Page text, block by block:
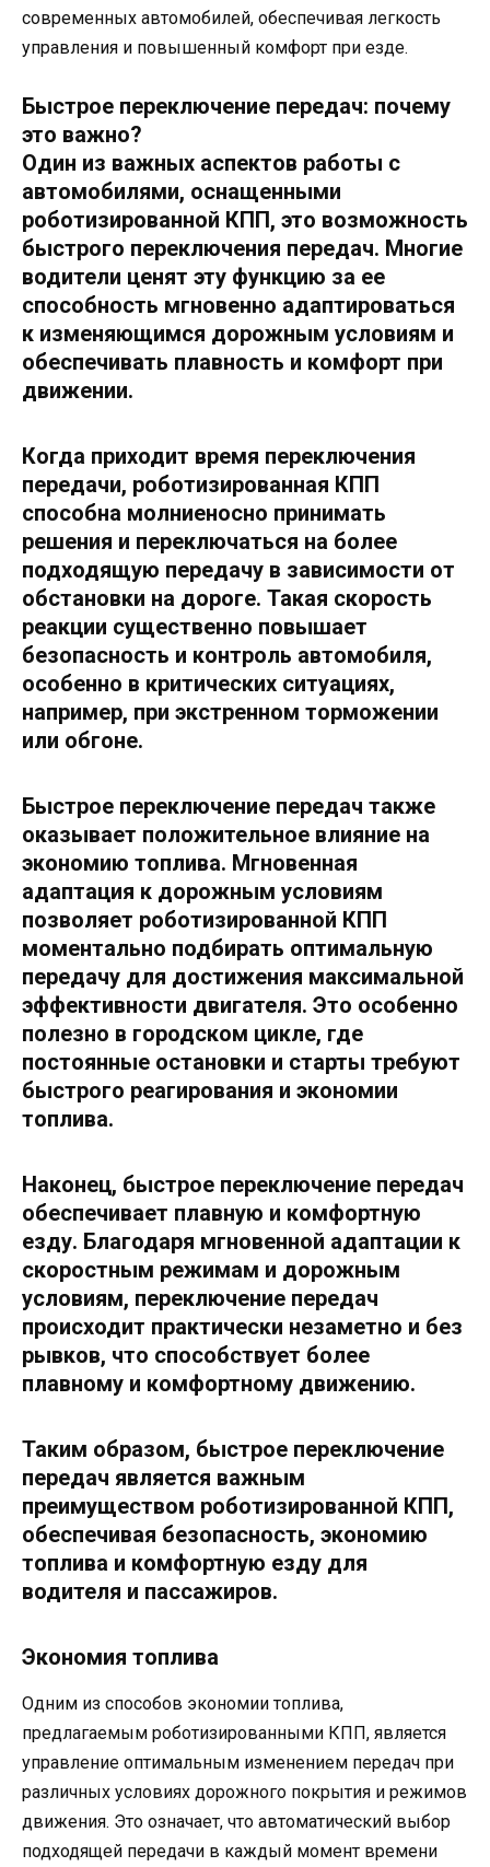
современных автомобилей, обеспечивая легкость
управления и повышенный комфорт при езде.
Быстрое переключение передач: почему
это важно?
Один из важных аспектов работы с
автомобилями, оснащенными
роботизированной КПП, это возможность
быстрого переключения передач. Многие
водители ценят эту функцию за ее
способность мгновенно адаптироваться
к изменяющимся дорожным условиям и
обеспечивать плавность и комфорт при
движении.
Когда приходит время переключения
передачи, роботизированная КПП
способна молниеносно принимать
решения и переключаться на более
подходящую передачу в зависимости от
обстановки на дороге. Такая скорость
реакции существенно повышает
безопасность и контроль автомобиля,
особенно в критических ситуациях,
например, при экстренном торможении
или обгоне.
Быстрое переключение передач также
оказывает положительное влияние на
экономию топлива. Мгновенная
адаптация к дорожным условиям
позволяет роботизированной КПП
моментально подбирать оптимальную
передачу для достижения максимальной
эффективности двигателя. Это особенно
полезно в городском цикле, где
постоянные остановки и старты требуют
быстрого реагирования и экономии
топлива.
Наконец, быстрое переключение передач
обеспечивает плавную и комфортную
езду. Благодаря мгновенной адаптации к
скоростным режимам и дорожным
условиям, переключение передач
происходит практически незаметно и без
рывков, что способствует более
плавному и комфортному движению.
Таким образом, быстрое переключение
передач является важным
преимуществом роботизированной КПП,
обеспечивая безопасность, экономию
топлива и комфортную езду для
водителя и пассажиров.
Экономия топлива
Одним из способов экономии топлива,
предлагаемым роботизированными КПП, является
управление оптимальным изменением передач при
различных условиях дорожного покрытия и режимов
движения. Это означает, что автоматический выбор
подходящей передачи в каждый момент времени